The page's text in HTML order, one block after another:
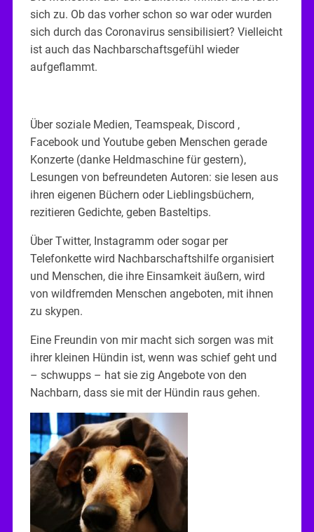
sich zu. Ob das vorher schon so war oder wurden
sich durch das Coronavirus sensibilisiert? Vielleicht
ist auch das Nachbarschaftsgefühl wieder
aufgeflammt.
Über soziale Medien, Teamspeak, Discord ,
Facebook und Youtube geben Menschen gerade
Konzerte (danke Heldmaschine für gestern),
Lesungen von befreundeten Autoren: sie lesen aus
ihren eigenen Büchern oder Lieblingsbüchern,
rezitieren Gedichte, geben Basteltips.
Über Twitter, Instagramm oder sogar per
Telefonkette wird Nachbarschaftshilfe organisiert
und Menschen, die ihre Einsamkeit äußern, wird
von wildfremden Menschen angeboten, mit ihnen
zu skypen.
Eine Freundin von mir macht sich sorgen was mit
ihrer kleinen Hündin ist, wenn was schief geht und
– schwupps – hat sie zig Angebote von den
Nachbarn, dass sie mit der Hündin raus gehen.